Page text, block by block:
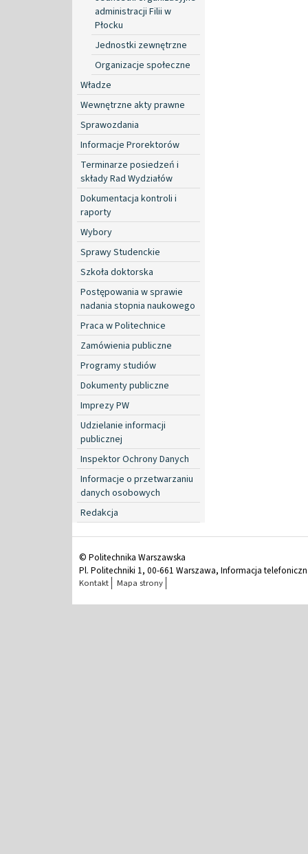
administracji Filii w
Płocku
Jednostki zewnętrzne
Organizacje społeczne
Władze
Wewnętrzne akty prawne
Sprawozdania
Informacje Prorektorów
Terminarze posiedzeń i
składy Rad Wydziałów
Dokumentacja kontroli i
raporty
Wybory
Sprawy Studenckie
Szkoła doktorska
Postępowania w sprawie
nadania stopnia naukowego
Praca w Politechnice
Zamówienia publiczne
Programy studiów
Dokumenty publiczne
Imprezy PW
Udzielanie informacji
publicznej
Inspektor Ochrony Danych
Informacje o przetwarzaniu
danych osobowych
Redakcja
© Politechnika Warszawska
Pl. Politechniki 1, 00-661 Warszawa, Informacja
Kontakt Mapa strony